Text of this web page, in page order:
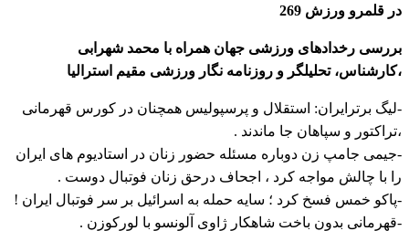
در قلمرو ورزش 269
بررسی رخدادهای ورزشی جهان همراه با محمد شهرابی
،کارشناس، تحلیلگر و روزنامه نگار ورزشی مقیم استرالیا
-لیگ برترایران: استقلال و پرسپولیس همچنان در کورس قهرمانی
،تراکتور و سپاهان جا ماندند ‌.
-جیمی جامپ زن دوباره مسئله حضور زنان در استادیوم های ایران
را با چالش مواجه کرد ، اجحاف درحق زنان فوتبال دوست .
-پاکو خمس فسخ کرد ؛ سایه حمله به اسرائیل بر سر فوتبال ایران !
-قهرمانی بدون باخت شاهکار ژاوی آلونسو با لورکوزن .